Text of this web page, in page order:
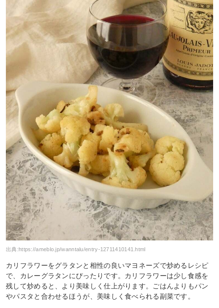
出典: https://ameblo.jp/wanntalu/entry-12711410141.html
カリフラワーをグラタンと相性の良いマヨネーズで炒めるレシピ
で、カレーグラタンにぴったりです。カリフラワーは少し食感を
残して炒めると、より美味しく仕上がります。ごはんよりもパン
やパスタと合わせるほうが、美味しく食べられる副菜です。